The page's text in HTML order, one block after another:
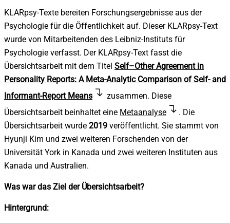
KLARpsy-Texte bereiten Forschungsergebnisse aus der
Psychologie für die Öffentlichkeit auf. Dieser KLARpsy-Text
wurde von Mitarbeitenden des Leibniz-Instituts für
Psychologie verfasst. Der KLARpsy-Text fasst die
Übersichtsarbeit mit dem Titel Self–Other Agreement in
Personality Reports: A Meta-Analytic Comparison of Self- and
Informant-Report Means
zusammen. Diese
Übersichtsarbeit beinhaltet eine Metaanalyse
. Die
Übersichtsarbeit wurde 2019 veröffentlicht. Sie stammt von
Hyunji Kim und zwei weiteren Forschenden von der
Universität York in Kanada und zwei weiteren Instituten aus
Kanada und Australien.
Was war das Ziel der Übersichtsarbeit?
Hintergrund: